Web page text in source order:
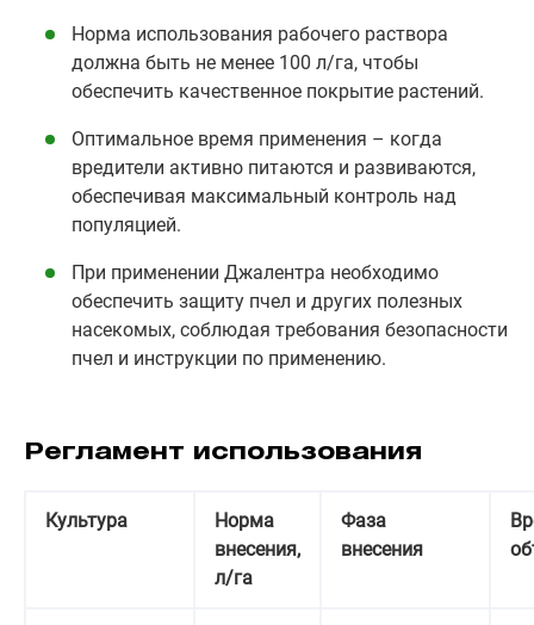
Норма использования рабочего раствора
должна быть не менее 100 л/га, чтобы
обеспечить качественное покрытие растений.
Оптимальное время применения – когда
вредители активно питаются и развиваются,
обеспечивая максимальный контроль над
популяцией.
При применении Джалентра необходимо
обеспечить защиту пчел и других полезных
насекомых, соблюдая требования безопасности
пчел и инструкции по применению.
Регламент использования
Культура
Норма
внесения,
л/га
Фаза
внесения